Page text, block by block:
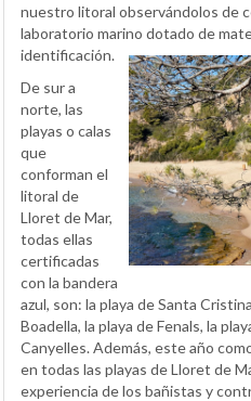
nuestro litoral observándolos de
laboratorio marino dotado de
identificación.
De sur a
norte, las
playas o calas
que
conforman el
litoral de
Lloret de Mar,
todas ellas
certificadas
con la bandera
azul, son: la playa de Santa
Boadella, la playa de Fenals, la
Canyelles. Además, este año
en todas las playas de Lloret de
experiencia de los bañistas y